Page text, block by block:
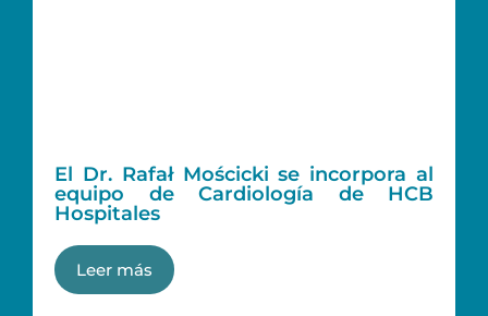
El Dr. Rafał Mościcki se incorpora al
equipo de Cardiología de HCB
Hospitales
Leer más